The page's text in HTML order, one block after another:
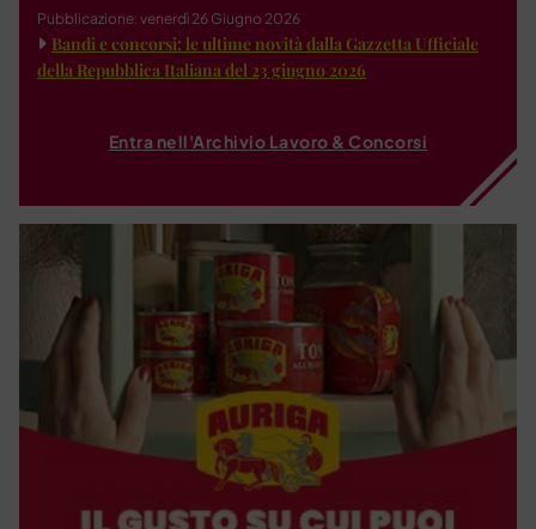
Pubblicazione: venerdì 26 Giugno 2026
Bandi e concorsi: le ultime novità dalla Gazzetta Ufficiale
della Repubblica Italiana del 23 giugno 2026
Entra nell'Archivio Lavoro & Concorsi